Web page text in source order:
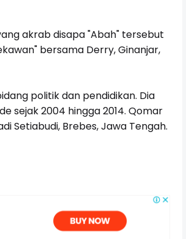
akrab disapa "Abah" tersebut
bersama Derry, Ginanjar,
politik dan pendidikan. Dia
sejak 2004 hingga 2014. Qomar
Setiabudi, Brebes, Jawa Tengah.